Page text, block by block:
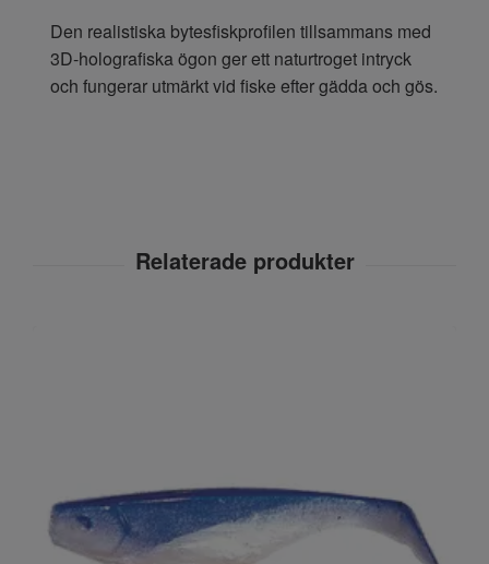
Den realistiska bytesfiskprofilen tillsammans med
3D-holografiska ögon ger ett naturtroget intryck
och fungerar utmärkt vid fiske efter gädda och gös.